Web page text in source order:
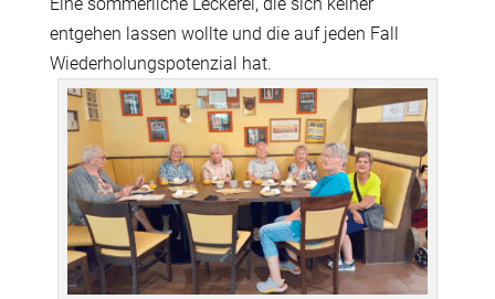
entgehen lassen wollte und die auf jeden Fall
Wiederholungspotenzial hat.